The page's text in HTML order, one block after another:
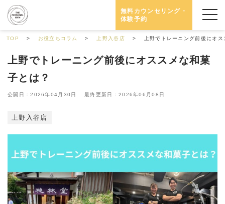
無料カウンセリング・
体験予約
TOP お役立ちコラム 上野入谷店 上野でトレーニング前後にオ
上野でトレーニング前後にオススメな和菓
子とは？
公開日：2026年04月30日 最終更新日：2026年06月08日
上野入谷店